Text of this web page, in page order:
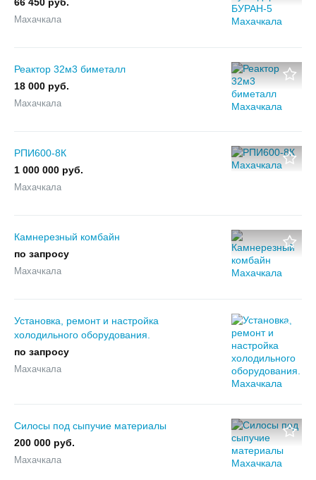
Махачкала
Реактор 32м3 биметалл
18 000 руб.
Махачкала
РПИ600-8К
1 000 000 руб.
Махачкала
Камнерезный комбайн
по запросу
Махачкала
Установка, ремонт и настройка
холодильного оборудования.
по запросу
Махачкала
Силосы под сыпучие материалы
200 000 руб.
Махачкала